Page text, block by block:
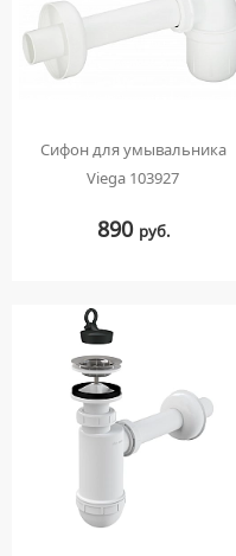
Сифон для умывальника
Viega 103927
890 руб.
ПОЛУПЬЕДЕСТАЛЫ ДЛЯ